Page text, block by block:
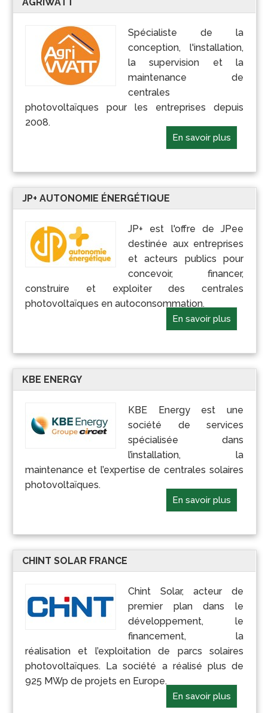
Spécialiste de la
conception, l'installation,
la supervision et la
maintenance de
centrales
photovoltaïques pour les entreprises depuis
2008.
En savoir plus
JP+ AUTONOMIE ÉNERGÉTIQUE
JP+ est l'offre de JPee
destinée aux entreprises
et acteurs publics pour
concevoir, financer,
construire et exploiter des centrales
photovoltaïques en autoconsommation.
En savoir plus
KBE ENERGY
KBE Energy est une
société de services
spécialisée dans
l’installation, la
maintenance et l’expertise de centrales solaires
photovoltaïques.
En savoir plus
CHINT SOLAR FRANCE
Chint Solar, acteur de
premier plan dans le
développement, le
financement, la
réalisation et l’exploitation de parcs solaires
photovoltaïques. La société a réalisé plus de
925 MWp de projets en Europe.
En savoir plus